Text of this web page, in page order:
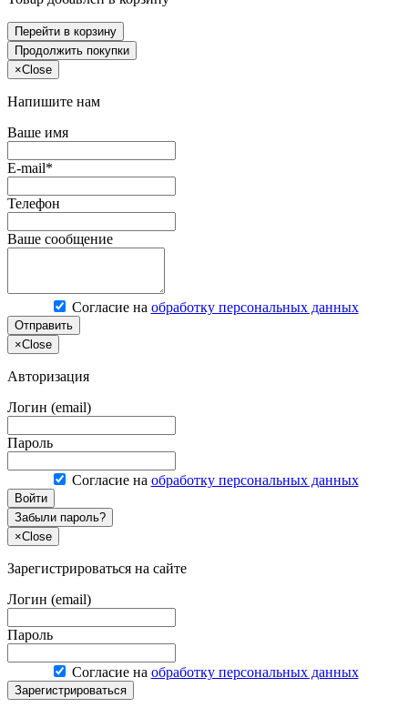
Перейти в корзину
Продолжить покупки
×Close
Напишите нам
Ваше имя
E-mail*
Телефон
Ваше сообщение
Согласие на обработку персональных данных
Отправить
×Close
Авторизация
Логин (email)
Пароль
Согласие на обработку персональных данных
Войти
Забыли пароль?
×Close
Зарегистрироваться на сайте
Логин (email)
Пароль
Согласие на обработку персональных данных
Зарегистрироваться